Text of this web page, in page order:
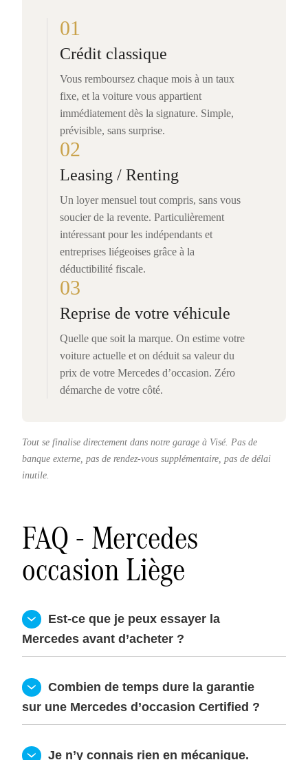
01
Crédit classique
Vous remboursez chaque mois à un taux
fixe, et la voiture vous appartient
immédiatement dès la signature. Simple,
prévisible, sans surprise.
02
Leasing / Renting
Un loyer mensuel tout compris, sans vous
soucier de la revente. Particulièrement
intéressant pour les indépendants et
entreprises liégeoises grâce à la
déductibilité fiscale.
03
Reprise de votre véhicule
Quelle que soit la marque. On estime votre
voiture actuelle et on déduit sa valeur du
prix de votre Mercedes d’occasion. Zéro
démarche de votre côté.
Tout se finalise directement dans notre garage à Visé. Pas de
banque externe, pas de rendez-vous supplémentaire, pas de délai
inutile.
FAQ - Mercedes
occasion Liège
Est-ce que je peux essayer la
Mercedes avant d’acheter ?
Combien de temps dure la garantie
sur une Mercedes d’occasion Certified ?
Je n’y connais rien en mécanique.